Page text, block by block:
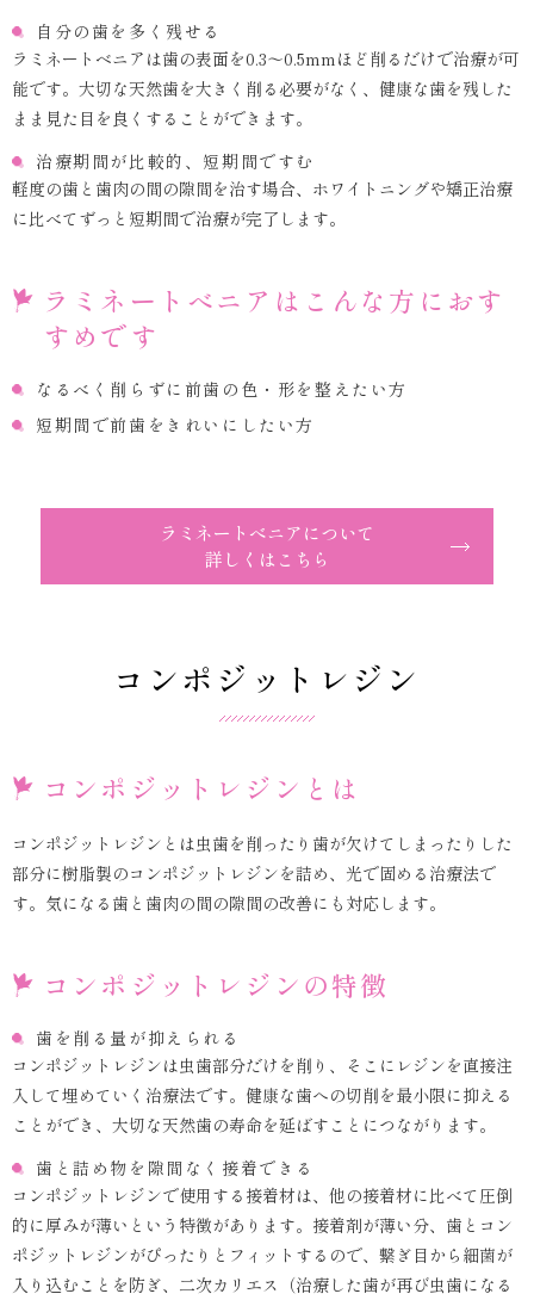
自分の歯を多く残せる
ラミネートベニアは歯の表面を0.3〜0.5mmほど削るだけで治療が可
能です。大切な天然歯を大きく削る必要がなく、健康な歯を残した
まま見た目を良くすることができます。
治療期間が比較的、短期間ですむ
軽度の歯と歯肉の間の隙間を治す場合、ホワイトニングや矯正治療
に比べてずっと短期間で治療が完了します。
ラミネートべニアはこんな方におす
すめです
なるべく削らずに前歯の色・形を整えたい方
短期間で前歯をきれいにしたい方
ラミネートべニアについて
詳しくはこちら
コンポジットレジン
コンポジットレジンとは
コンポジットレジンとは虫歯を削ったり歯が欠けてしまったりした
部分に樹脂製のコンポジットレジンを詰め、光で固める治療法で
す。気になる歯と歯肉の間の隙間の改善にも対応します。
コンポジットレジンの特徴
歯を削る量が抑えられる
コンポジットレジンは虫歯部分だけを削り、そこにレジンを直接注
入して埋めていく治療法です。健康な歯への切削を最小限に抑える
ことができ、大切な天然歯の寿命を延ばすことにつながります。
歯と詰め物を隙間なく接着できる
コンポジットレジンで使用する接着材は、他の接着材に比べて圧倒
的に厚みが薄いという特徴があります。接着剤が薄い分、歯とコン
ポジットレジンがぴったりとフィットするので、繋ぎ目から細菌が
入り込むことを防ぎ、二次カリエス（治療した歯が再び虫歯になる